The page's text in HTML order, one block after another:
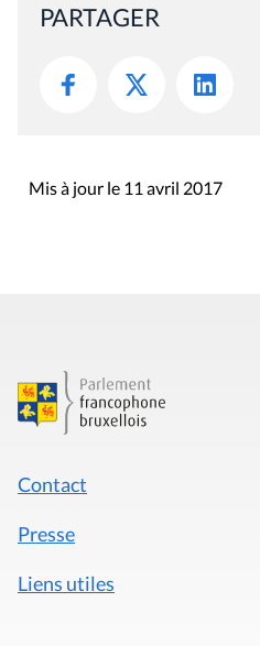
PARTAGER
Mis à jour le 11 avril 2017
Contact
Presse
Liens utiles